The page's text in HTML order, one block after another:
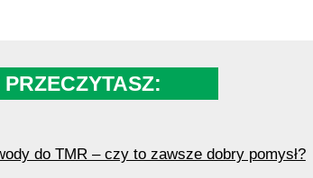
do TMR – czy to zawsze dobry pomysł?